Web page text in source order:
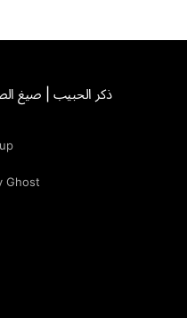
ذكر الحبيب | صيغ
Ghost